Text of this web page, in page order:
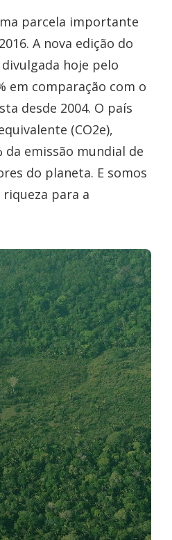
parcela importante
A nova edição do
divulgada hoje pelo
em comparação com o
desde 2004. O país
(CO2e),
da emissão mundial de
do planeta. E somos
para a